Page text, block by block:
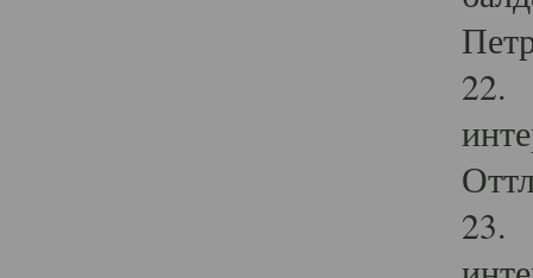
22.
23.